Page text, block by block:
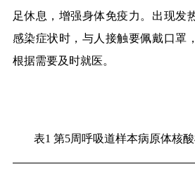
足休息，增强身体免疫力。出现发
感染症状时，与人接触要佩戴口罩
根据需要及时就医。
表1 第5周呼吸道样本病原体核